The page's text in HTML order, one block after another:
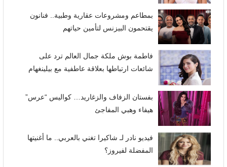
بمطاعم ومشروعات عقارية وطبية.. فنانون
يقتحمون البيزنس لتأمين حياتهم
فاطمة بوش ملكة جمال العالم ترد على
شائعات ارتباطها بعلاقة عاطفية مع بيلينغهام
بفستان الزفاف والزغاريد… كواليس “عرس”
هيفاء وهبي المفاجئ
فيديو نادر لـ شاكيرا تغني بالعربي.. ما أغنيتها
المفضلة لفيروز؟